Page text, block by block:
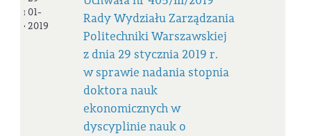
nr
405/III/2019
01-
2019
Rady Wydziału Zarządzania
Politechniki Warszawskiej
z dnia 29 stycznia 2019 r.
w sprawie nadania stopnia
doktora nauk
ekonomicznych w
dyscyplinie nauk o